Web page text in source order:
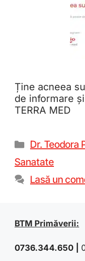
Ține acneea
de informare
TERRA MED
Dr. Teodora
Sanatate
Lasă un
BTM Primăverii:
0736.344.650